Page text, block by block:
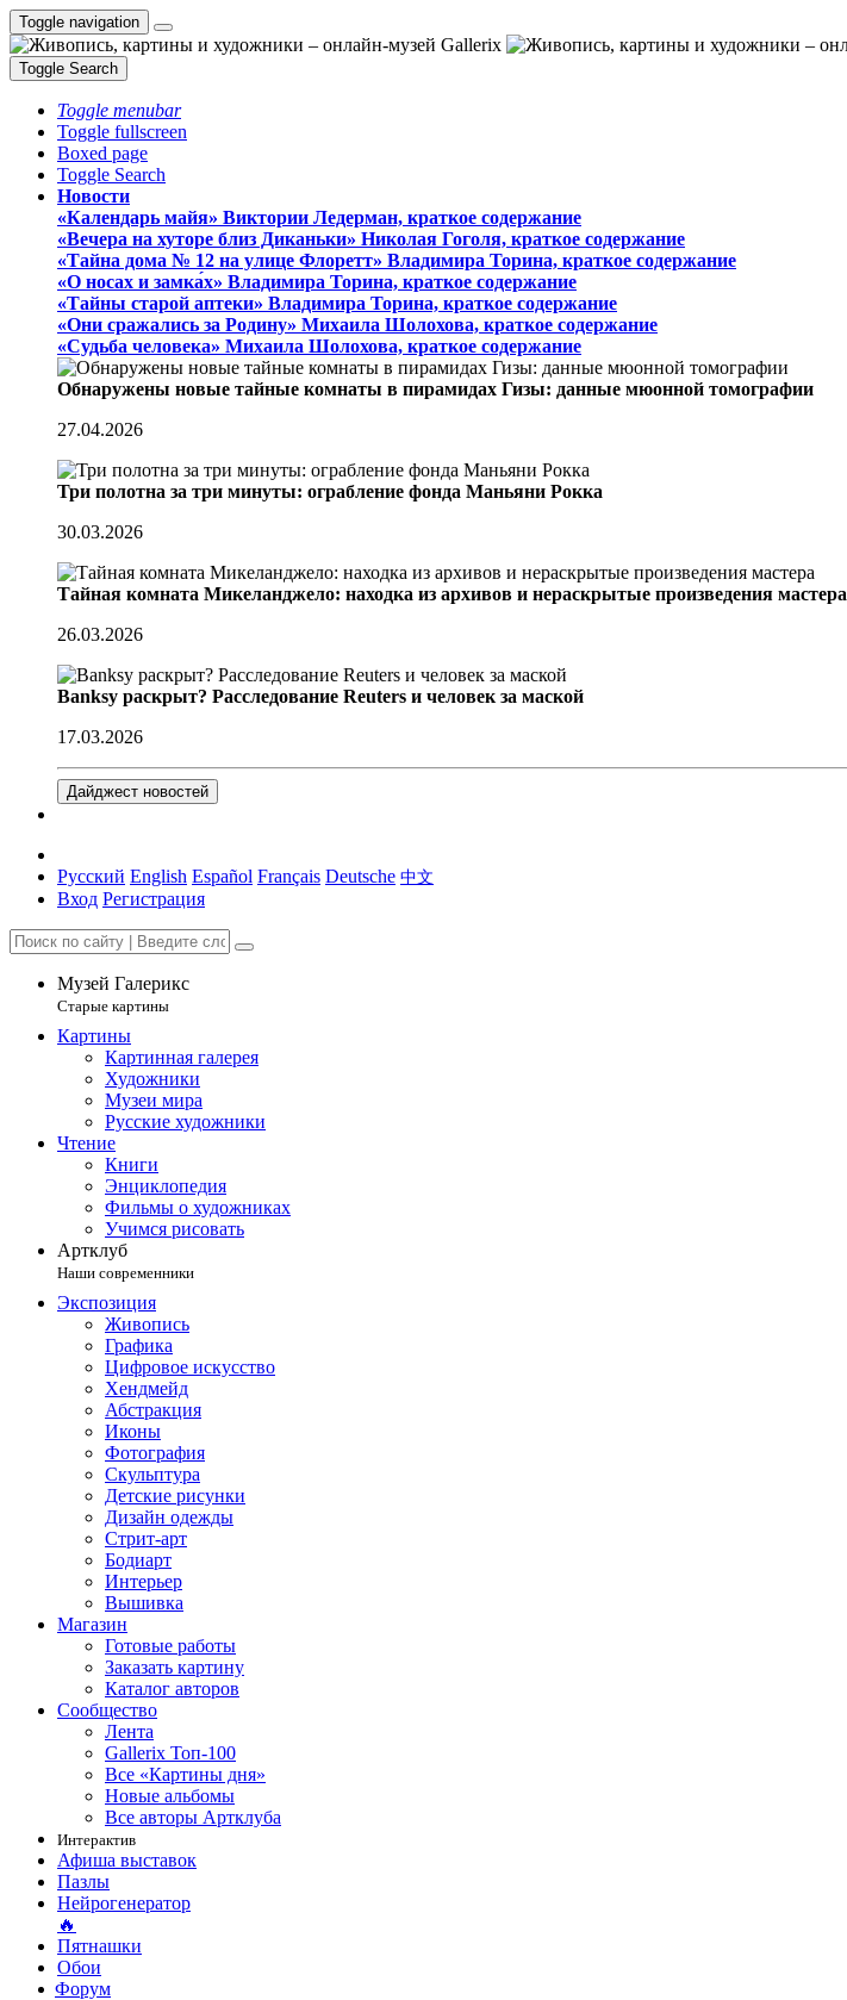
Toggle navigation
Toggle Search
Toggle menubar
Toggle fullscreen
Boxed page
Toggle Search
Новости
«Календарь майя» Виктории Ледерман, краткое содержание
«Вечера на хуторе близ Диканьки» Николая Гоголя, краткое содержание
«Тайна дома № 12 на улице Флоретт» Владимира Торина, краткое содержание
«О носах и замка́х» Владимира Торина, краткое содержание
«Тайны старой аптеки» Владимира Торина, краткое содержание
«Они сражались за Родину» Михаила Шолохова, краткое содержание
«Судьба человека» Михаила Шолохова, краткое содержание
Обнаружены новые тайные комнаты в пирамидах Гизы: данные мюонной томографии
27.04.2026
Три полотна за три минуты: ограбление фонда Маньяни Рокка
30.03.2026
Тайная комната Микеланджело: находка из архивов и нераскрытые произведения мастера
26.03.2026
Banksy раскрыт? Расследование Reuters и человек за маской
17.03.2026
Дайджест новостей
Русский English Español Français Deutsche 中文
Вход Регистрация
Музей Галерикс
Старые картины
Картины
Картинная галерея
Художники
Музеи мира
Русские художники
Чтение
Книги
Энциклопедия
Фильмы о художниках
Учимся рисовать
Артклуб
Наши современники
Экспозиция
Живопись
Графика
Цифровое искусство
Хендмейд
Абстракция
Иконы
Фотография
Скульптура
Детские рисунки
Дизайн одежды
Стрит-арт
Бодиарт
Интерьер
Вышивка
Магазин
Готовые работы
Заказать картину
Каталог авторов
Сообщество
Лента
Gallerix Топ-100
Все «Картины дня»
Новые альбомы
Все авторы Артклуба
Интерактив
Афиша выставок
Пазлы
Нейрогенератор
🔥
Пятнашки
Обои
Форум